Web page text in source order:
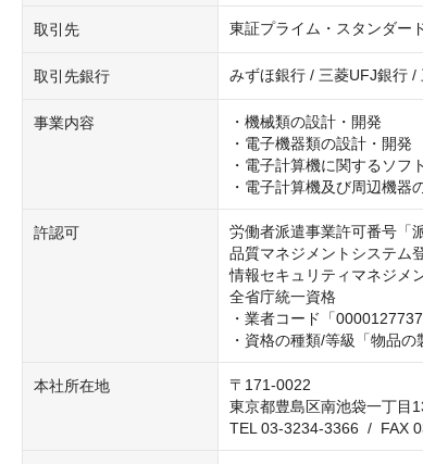
取引先 東証プライム・スタンダー
取引先銀行 みずほ銀行 / 三菱UFJ銀行 /
事業内容
・機械類の設計・開発
・電子機器類の設計・開発
・電子計算機に関するソフ
・電子計算機及び周辺機器
許認可
労働者派遣事業許可番号「
品質マネジメントシステム
情報セキュリティマネジメ
全省庁統一資格
・業者コード「0000127737
・資格の種類/等級「物品の
本社所在地
〒171-0022
東京都豊島区南池袋一丁
TEL 03-3234-3366  /  FAX